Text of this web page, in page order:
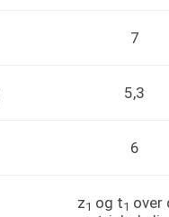
7
5,3
6
z1 og t1 over